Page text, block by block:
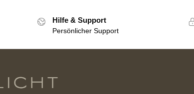
Hilfe & Support
Persönlicher Support